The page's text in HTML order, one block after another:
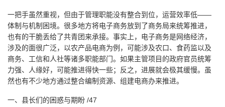
一把手虽然重视，但由于管理职能没有整合到位，运营效率低——
体制与机制困境。很多地方将电子商务放到了商务局来统筹推进，
也有的干脆丢给了共青团来承接。事实上，电子商务是网络经济，
涉及的面很广泛，以农产品电商为例，可能涉及农口、食药监以及
商务、工信和人社等诸多职能部门。如果主管项目的政府官员统筹
力强、人缘好，可能推进得快一些；反之，进展就会极其缓慢。虽
然也有不少地方通过整合编制资源、组建电商办来推进。
一、县长们的困惑与期盼 /47